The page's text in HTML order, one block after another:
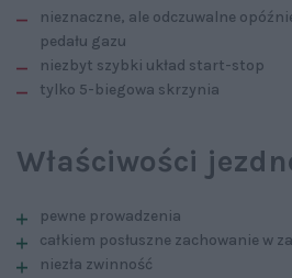
nieznaczne, ale odczuwalne
pedału gazu
niezbyt szybki układ start-stop
tylko 5-biegowa skrzynia
Właściwości
pewne prowadzenia
całkiem posłuszne zachowanie w
niezła zwinność